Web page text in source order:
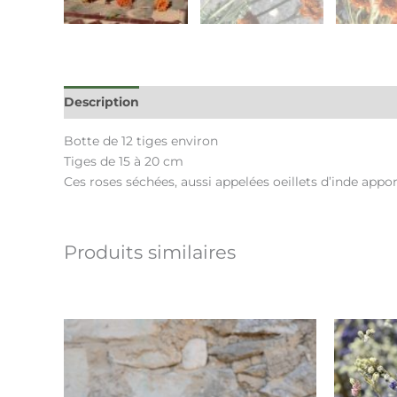
Description
Botte de 12 tiges environ
Tiges de 15 à 20 cm
Ces roses séchées, aussi appelées oeillets d’inde
Produits similaires